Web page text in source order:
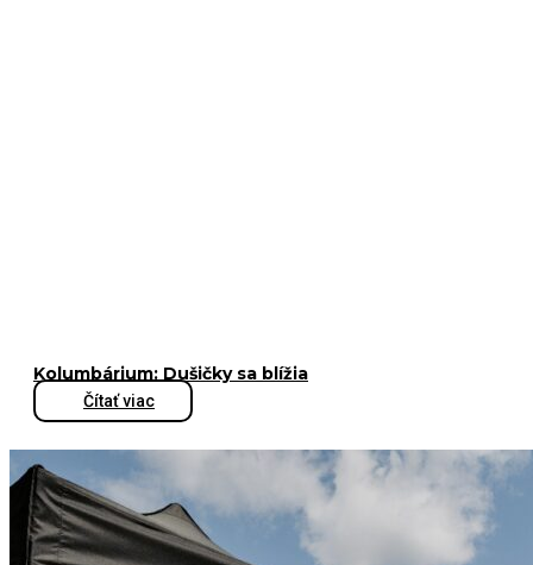
Kolumbárium: Dušičky sa blížia
Čítať viac